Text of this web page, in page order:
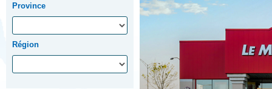
Province
Région